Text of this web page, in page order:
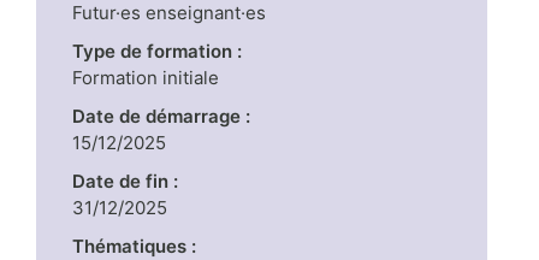
Futur·es enseignant·es
Type de formation :
Formation initiale
Date de démarrage :
15/12/2025
Date de fin :
31/12/2025
Thématiques :